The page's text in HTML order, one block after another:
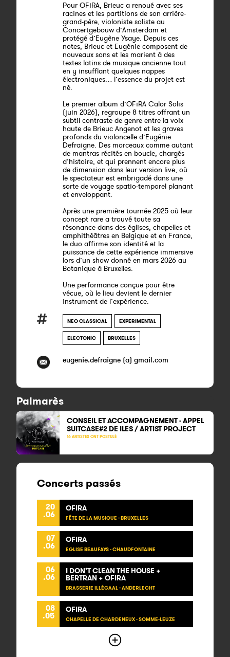
Pour OFiRA, Brieuc a renoué avec ses
racines et les partitions de son arrière-
grand-père, violoniste soliste au
Concertgebouw d’Amsterdam et
protégé d’Eugène Ysaye. Depuis ces
notes, Brieuc et Eugénie composent de
nouveaux sons et les marient à des
textes latins de musique ancienne tout
en y insufflant quelques nappes
électroniques… l’essence du projet est
né.
Le premier album d’OFiRA Calor Solis
(juin 2026), regroupe 8 titres offrant un
subtil contraste de genre entre la voix
haute de Brieuc Angenot et les graves
profonds du violoncelle d’Eugénie
Defraigne. Des morceaux comme autant
de mantras récités en boucle, chargés
d’histoire, et qui prennent encore plus
de dimension dans leur version live, où
le spectateur est embrigadé dans une
sorte de voyage spatio-temporel planant
et enveloppant.
Après une première tournée 2025 où leur
concept rare a trouvé toute sa
résonance dans des églises, chapelles et
amphithéâtres en Belgique et en France,
le duo affirme son identité et la
puissance de cette expérience immersive
lors d’un show donné en mars 2026 au
Botanique à Bruxelles.
Une performance conçue pour être
vécue, où le lieu devient le dernier
instrument de l’expérience.
NEO CLASSICAL EXPERIMENTAL
ELECTONIC BRUXELLES
eugenie.defraigne (a) gmail.com
Palmarès
CONSEIL ET ACCOMPAGNEMENT - APPEL
SUITCASE#2 DE ILES / ARTIST PROJECT
16 ARTISTES ONT POSTULÉ
Concerts passés
20
.06
OFIRA
FÊTE DE LA MUSIQUE - BRUXELLES
07
.06
OFIRA
EGLISE BEAUFAYS - CHAUDFONTAINE
06
.06
I DON’T CLEAN THE HOUSE +
BERTRAN + OFIRA
BRASSERIE ILLÉGAAL - ANDERLECHT
08
.05
OFIRA
CHAPELLE DE CHARDENEUX - SOMME-LEUZE